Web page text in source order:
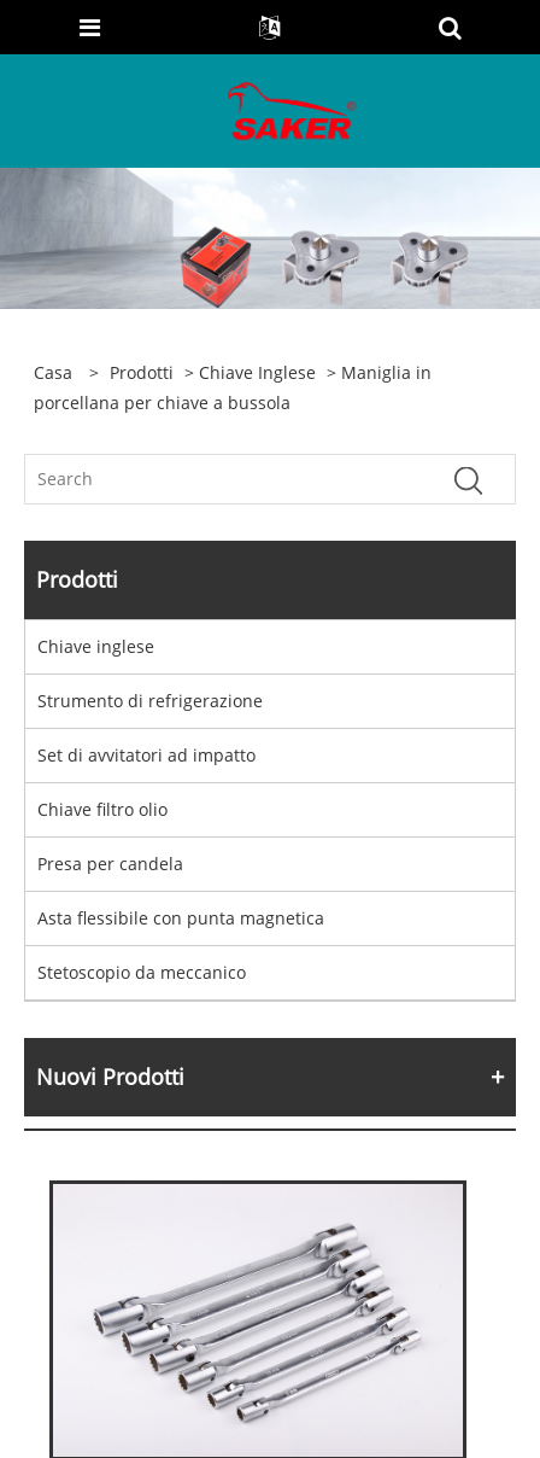
Casa > Prodotti > Chiave Inglese > Maniglia in
porcellana per chiave a bussola
Prodotti
Chiave inglese
Strumento di refrigerazione
Set di avvitatori ad impatto
Chiave filtro olio
Presa per candela
Asta flessibile con punta magnetica
Stetoscopio da meccanico
Nuovi Prodotti